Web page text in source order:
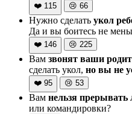
❤️ 115 😢 66
Нужно сделать укол
Да и вы боитесь не
❤️ 146 😢 225
Вам звонят ваши
сделать укол, но вы не
❤️ 95 😢 53
Вам нельзя прерывать
или командировки?